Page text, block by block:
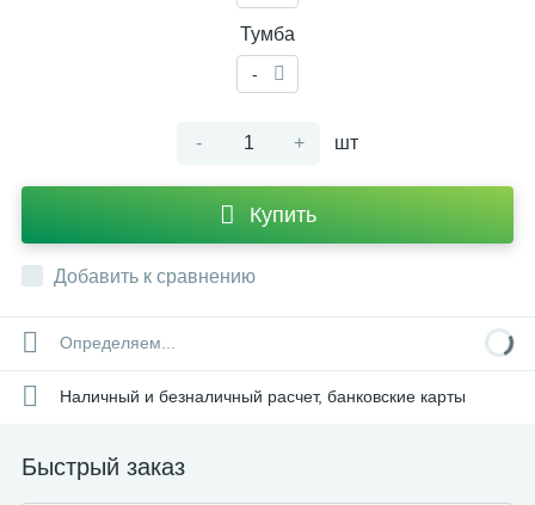
Тумба
-
- + шт
Купить
Добавить к сравнению
Определяем...
Наличный и безналичный расчет, банковские карты
Быстрый заказ